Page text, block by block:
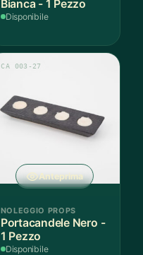
Bianca - 1 Pezzo
Disponibile
Anteprima
CA 003-27
NOLEGGIO PROPS
Portacandele Nero -
1 Pezzo
Disponibile